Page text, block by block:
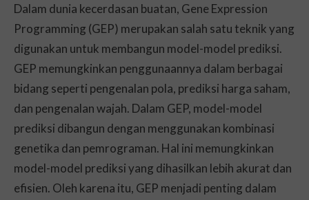
Dalam dunia kecerdasan buatan, Gene Expression
Programming (GEP) merupakan salah satu teknik yang
digunakan untuk membangun model-model prediksi.
GEP memungkinkan penggunaannya dalam berbagai
bidang seperti pengenalan pola, prediksi harga saham,
dan pengenalan wajah. Dalam GEP, model-model
prediksi dibangun dengan menggunakan kombinasi
genetika dan pemrograman. Hal ini memungkinkan
model-model prediksi yang dihasilkan lebih akurat dan
efisien. Oleh karena itu, GEP menjadi penting dalam